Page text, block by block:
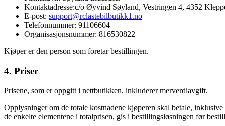
Kontaktadresse:c/o Øyvind Søyland, Vestringen 4, 4352
E-post: support@rclastebilbutikk1.no
Telefonnummer: 91106604
Organisasjonsnummer: 816530822
Kjøper er den person som foretar bestillingen.
4. Priser
Prisene, som er oppgitt i nettbutikken, inkluderer merverdiavgift.
Opplysninger om de totale kostnadene kjøperen skal betale,
de enkelte elementene i totalprisen, gis i bestillingsløsningen før